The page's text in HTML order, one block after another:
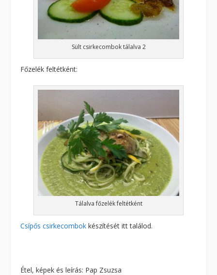
Sült csirkecombok tálalva 2
Főzelék feltétként:
Tálalva főzelék feltétként
Csípős csirkecombok készítését itt találod.
Étel, képek és leírás: Pap Zsuzsa